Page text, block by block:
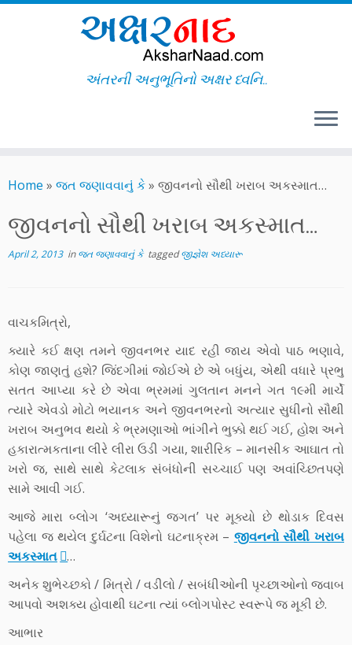
to
અંતરની અનુભૂતિનો અક્ષર ધ્વનિ..
Home » જત જણાવવાનું કે» જીવનનો સૌથી ખરાબ અકસ્માત…
જીવનનો સૌથી ખરાબ અકસ્માત…
April 2, 2013inજત જણાવવાનું કે taggedજીજ્ઞેશ અધ્યારૂ
વાચકમિત્રો,
ક્યારે કઈ ક્ષણ તમને જીવનભર યાદ રહી જાય એવો પાઠ ભણાવે,
કોણ જાણતું હશે? જિંદગીમાં જોઈએ છે એ બધુંય, એથી વધારે પ્રભુ
સતત આપ્યા કરે છે એવા ભ્રમમાં ગુલતાન મનને ગત ૧૯મી માર્ચે
ત્યારે એવડો મોટો ભયાનક અને જીવનભરનો અત્યાર સુધીનો સૌથી
ખરાબ અનુભવ થયો કે ભ્રમણાઓ ભાંગીને ભુક્કો થઈ ગઈ, હોશ અને
હકારાત્મકતાના લીરે લીરા ઉડી ગયા, શારીરિક – માનસીક આઘાત તો
ખરો જ, સાથે સાથે કેટલાક સંબંધોની સચ્ચાઈ પણ અવાંચ્છિતપણે
સામે આવી ગઈ.
આજે મારા બ્લોગ ‘અધ્યારૂનું જગત’ પર મૂક્યો છે થોડાક દિવસ
પહેલા જ થયેલ દુર્ઘટના વિશેનો ઘટનાક્રમ – જીવનનો સૌથી ખરાબ
અકસ્માત …
અનેક શુભેચ્છકો / મિત્રો / વડીલો / સબંધીઓની પૃચ્છાઓનો જવાબ
આપવો અશક્ય હોવાથી ઘટના ત્યાં બ્લોગપોસ્ટ સ્વરૂપે જ મૂકી છે.
આભાર